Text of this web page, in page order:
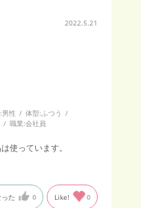
2022.5.21
男性 体型:ふつう
職業:会社員
使っています。
た 0 Like! 0